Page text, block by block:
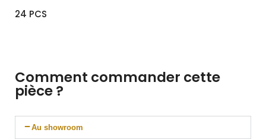
24 PCS
Comment commander cette
pièce ?
Au showroom